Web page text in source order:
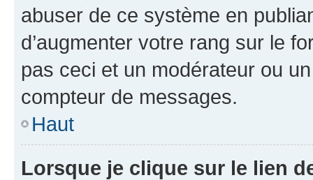
abuser de ce système en
d’augmenter votre rang sur le
pas ceci et un modérateur ou
compteur de messages.
Haut
Lorsque je clique sur le lien